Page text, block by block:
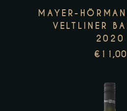
MAYER-
VELTLINER
2020
€ 11,00